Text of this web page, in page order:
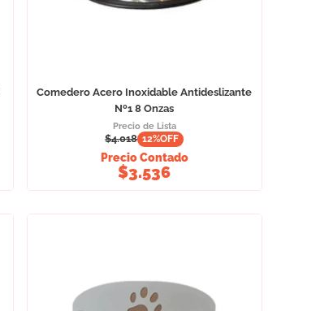
Comedero Acero Inoxidable Antideslizante
Nº1 8 Onzas
Precio de Lista
$4.018 12%OFF
Precio Contado
$3.536